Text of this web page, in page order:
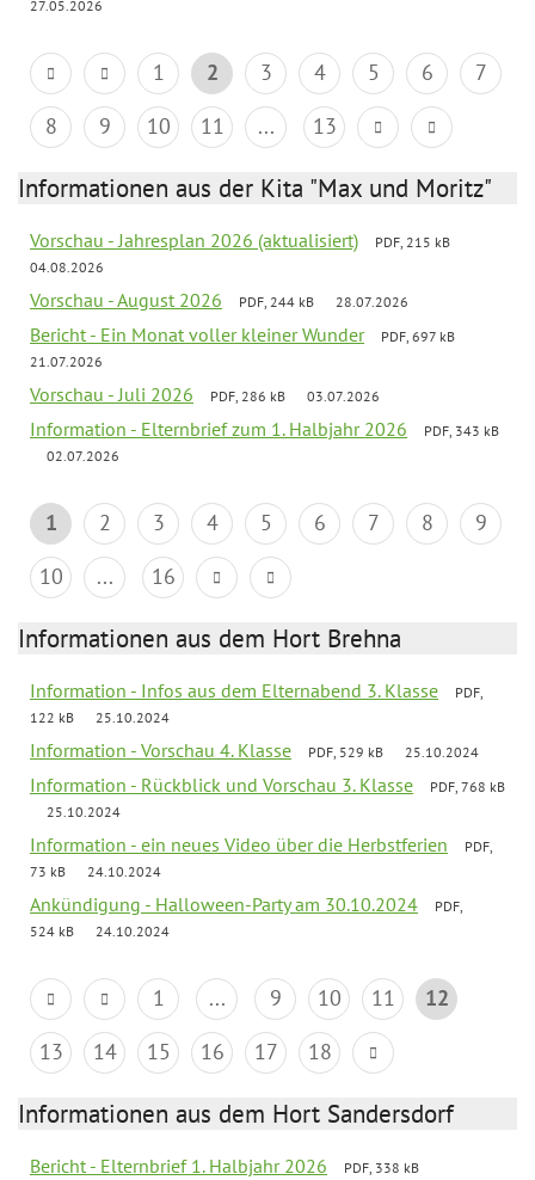
27.05.2026
1 2 3 4 5 6
7
8
9 10 11 ... 13
Informationen aus der Kita "Max und Moritz"
Vorschau - Jahresplan 2026 (aktualisiert)
PDF, 215 kB
04.08.2026
Vorschau - August 2026 PDF, 244 kB 28.07.2026
Bericht - Ein Monat voller kleiner Wunder
PDF, 697 kB
21.07.2026
Vorschau - Juli 2026 PDF, 286 kB 03.07.2026
Information - Elternbrief zum 1. Halbjahr 2026
PDF, 343 kB
02.07.2026
1 2 3 4 5 6 7 8
9
10
... 16
Informationen aus dem Hort Brehna
Information - Infos aus dem Elternabend 3. Klasse
PDF,
122 kB
25.10.2024
Information - Vorschau 4. Klasse PDF, 529 kB 25.10.2024
Information - Rückblick und Vorschau 3. Klasse
PDF, 768 kB
25.10.2024
Information - ein neues Video über die Herbstferien
PDF,
73 kB
24.10.2024
Ankündigung - Halloween-Party am 30.10.2024
PDF,
524 kB
24.10.2024
1 ... 9 10 11
12
13
14 15 16 17 18
Informationen aus dem Hort Sandersdorf
Bericht - Elternbrief 1. Halbjahr 2026
PDF, 338 kB